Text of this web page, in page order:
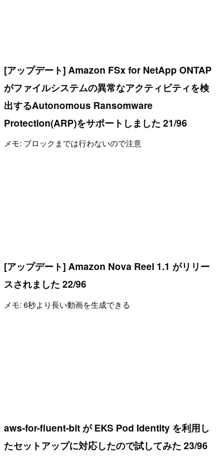
[アップデート] Amazon FSx for NetApp ONTAP
がファイルシステムの異常なアクティビティを検
出するAutonomous Ransomware
Protection(ARP)をサポートしました 21/96
メモ: ブロックまでは行わないので注意
[アップデート] Amazon Nova Reel 1.1 がリリー
スされました 22/96
メモ: 6秒より長い動画を生成できる
aws-for-fluent-bit が EKS Pod Identity を利用し
たセットアップに対応したので試してみた 23/96